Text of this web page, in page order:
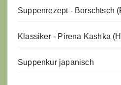
Suppenrezept - Borschtsch
Klassiker - Pirena Kashka
Suppenkur japanisch